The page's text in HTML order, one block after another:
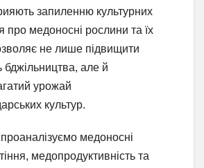
запиленню культурних
про медоносні рослини та їх
не лише підвищити
бджільництва, але й
урожай
культур.
проаналізуємо медоносні
медопродуктивність та